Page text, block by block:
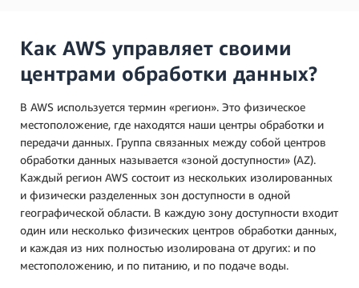
Как AWS управляет своими
центрами обработки данных?
В AWS используется термин «регион». Это физическое
местоположение, где находятся наши центры обработки и
передачи данных. Группа связанных между собой центров
обработки данных называется «зоной доступности» (AZ).
Каждый регион AWS состоит из нескольких изолированных
и физически разделенных зон доступности в одной
географической области. В каждую зону доступности входит
один или несколько физических центров обработки данных,
и каждая из них полностью изолирована от других: и по
местоположению, и по питанию, и по подаче воды.